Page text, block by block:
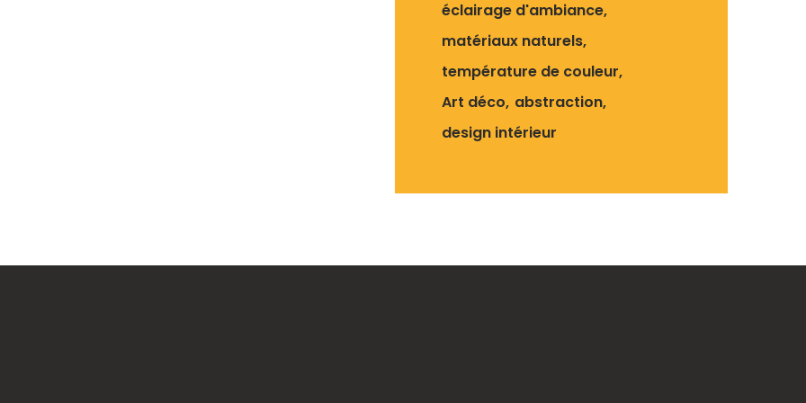
éclairage d'ambiance
matériaux naturels
température de couleur
Art déco abstraction
design intérieur